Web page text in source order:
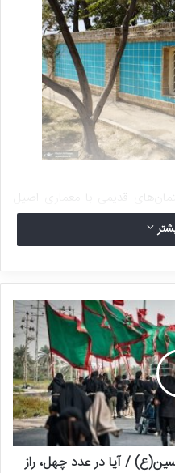
قدیمی با معماری اصیل
جزو سرمایه‌های جمعی و نشانه‌ای
می‌روند.
امروزه از خانه‌های بزرگ قدیمی
آن سالهاست که در شلوغی و
شده‌اند، وجود چند خانه هر چند
فرصت کوتاه دید و بازدید از آن‌ها
هر مسئولی طبق سلیقه شخصی
تصمیم‌گیری کند. طی روزهای
و تخریب برخی از ابنیه تاریخی
شده و دل‌نگرانی دوستداران
است.
/ آیا در عدد چهل، راز